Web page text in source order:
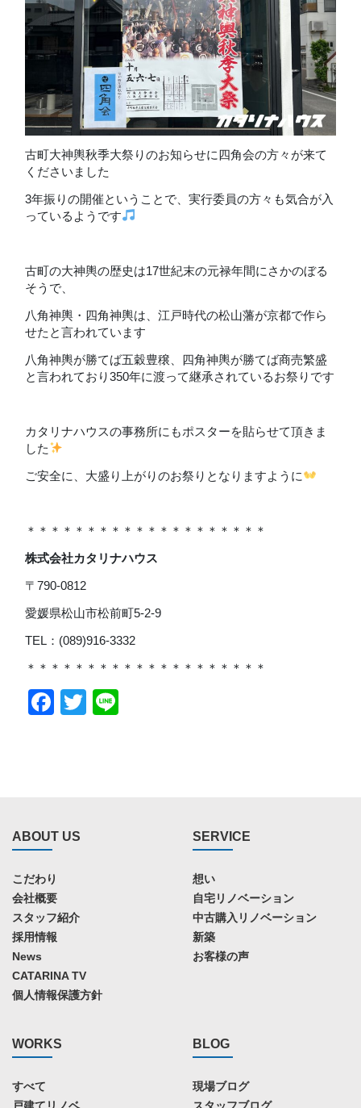
古町大神輿秋季大祭りのお知らせに四角会の方々が来て
くださいました
3年振りの開催ということで、実行委員の方々も気合が入
っているようです
古町の大神輿の歴史は17世紀末の元禄年間にさかのぼる
そうで、
八角神輿・四角神輿は、江戸時代の松山藩が京都で作ら
せたと言われています
八角神輿が勝てば五穀豊穣、四角神輿が勝てば商売繁盛
と言われており350年に渡って継承されているお祭りです
カタリナハウスの事務所にもポスターを貼らせて頂きま
した
ご安全に、大盛り上がりのお祭りとなりますように
＊＊＊＊＊＊＊＊＊＊＊＊＊＊＊＊＊＊＊＊
株式会社カタリナハウス
〒790-0812
愛媛県松山市松前町5-2-9
TEL：(089)916-3332
＊＊＊＊＊＊＊＊＊＊＊＊＊＊＊＊＊＊＊＊
Facebook
Twitter
ABOUT US
こだわり
会社概要
スタッフ紹介
採用情報
News
CATARINA TV
個人情報保護方針
SERVICE
想い
自宅リノベーション
中古購入リノベーション
新築
お客様の声
WORKS
すべて
BLOG
現場ブログ